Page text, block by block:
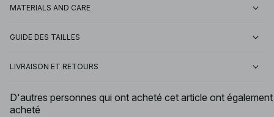
MATERIALS AND CARE
GUIDE DES TAILLES
LIVRAISON ET RETOURS
D'autres personnes qui ont acheté cet article ont également
acheté